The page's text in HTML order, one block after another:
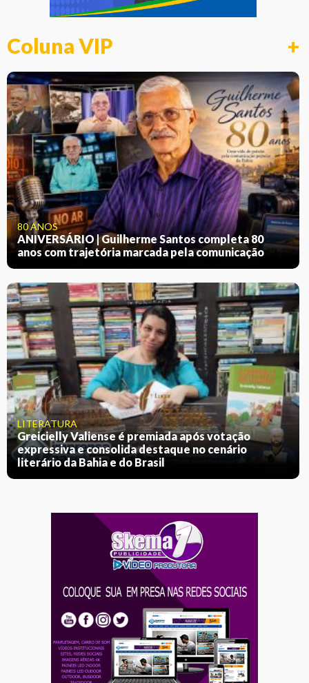
Coluna VIP +
80 ANOS
ANIVERSÁRIO | Guilherme Santos completa 80
anos com trajetória marcada pela comunicação
LITERATURA
Greicielly Valiense é premiada após votação
expressiva e consolida destaque no cenário
literário da Bahia e do Brasil